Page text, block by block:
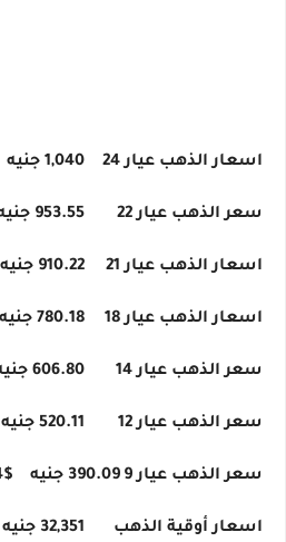
اسعار الذهب عيار 24 1,040 جنيه
سعر الذهب عيار 22 953.55 جنيه
اسعار الذهب عيار 21 910.22 جنيه
اسعار الذهب عيار 18 780.18 جنيه
سعر الذهب عيار 14 606.80 جنيه
سعر الذهب عيار 12 520.11 جنيه
سعر الذهب عيار 9 390.09 جنيه $19.84
اسعار أوقية الذهب 32,351 جنيه